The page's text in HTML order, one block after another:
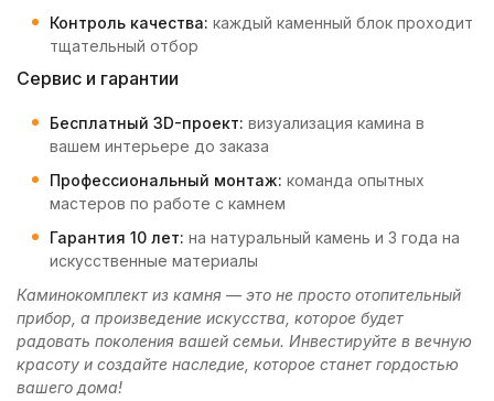
Контроль качества: каждый каменный блок проходит
тщательный отбор
Сервис и гарантии
Бесплатный 3D-проект: визуализация камина в
вашем интерьере до заказа
Профессиональный монтаж: команда опытных
мастеров по работе с камнем
Гарантия 10 лет: на натуральный камень и 3 года на
искусственные материалы
Каминокомплект из камня — это не просто отопительный
прибор, а произведение искусства, которое будет
радовать поколения вашей семьи. Инвестируйте в вечную
красоту и создайте наследие, которое станет гордостью
вашего дома!